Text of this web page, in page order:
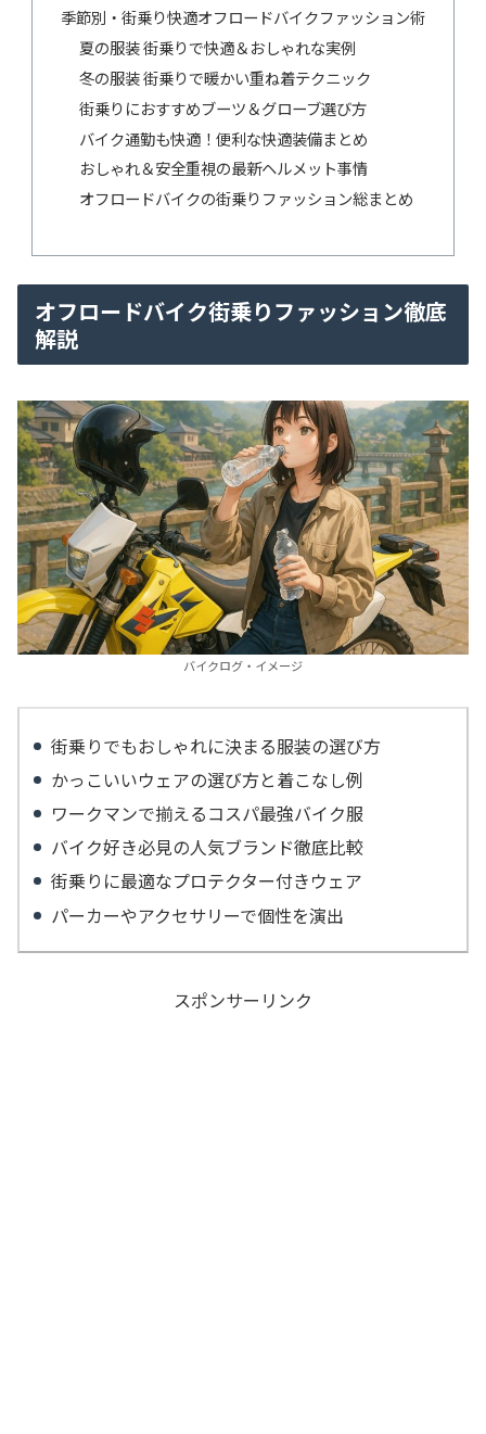
季節別・街乗り快適オフロードバイクファッション術
夏の服装 街乗りで快適＆おしゃれな実例
冬の服装 街乗りで暖かい重ね着テクニック
街乗りにおすすめブーツ＆グローブ選び方
バイク通勤も快適！便利な快適装備まとめ
おしゃれ＆安全重視の最新ヘルメット事情
オフロードバイクの街乗りファッション総まとめ
オフロードバイク街乗りファッション徹底
解説
バイクログ・イメージ
街乗りでもおしゃれに決まる服装の選び方
かっこいいウェアの選び方と着こなし例
ワークマンで揃えるコスパ最強バイク服
バイク好き必見の人気ブランド徹底比較
街乗りに最適なプロテクター付きウェア
パーカーやアクセサリーで個性を演出
スポンサーリンク